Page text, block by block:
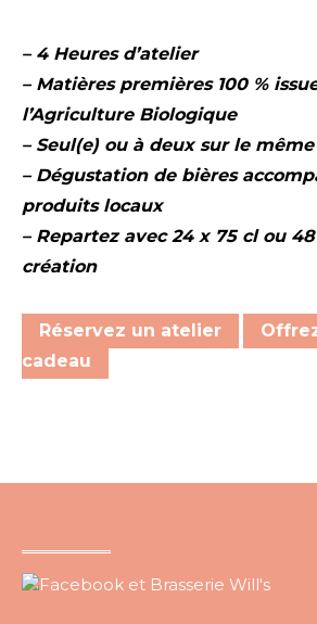
– 4 Heures d’atelier
– Matières premières 100 %
l’Agriculture Biologique
– Seul(e) ou à deux sur le
– Dégustation de bières
produits locaux
– Repartez avec 24 x 75 cl ou
création
Réservez un atelier
cadeau